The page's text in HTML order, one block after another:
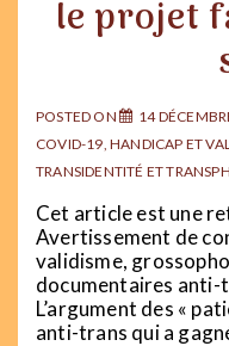
le projet
POSTED ON 14
COVID-19,HANDICAP ET
TRANSIDENTITÉ ET
Cet article est une
Avertissement de
validisme,
documentaires
L’argument des «
anti-trans qui a